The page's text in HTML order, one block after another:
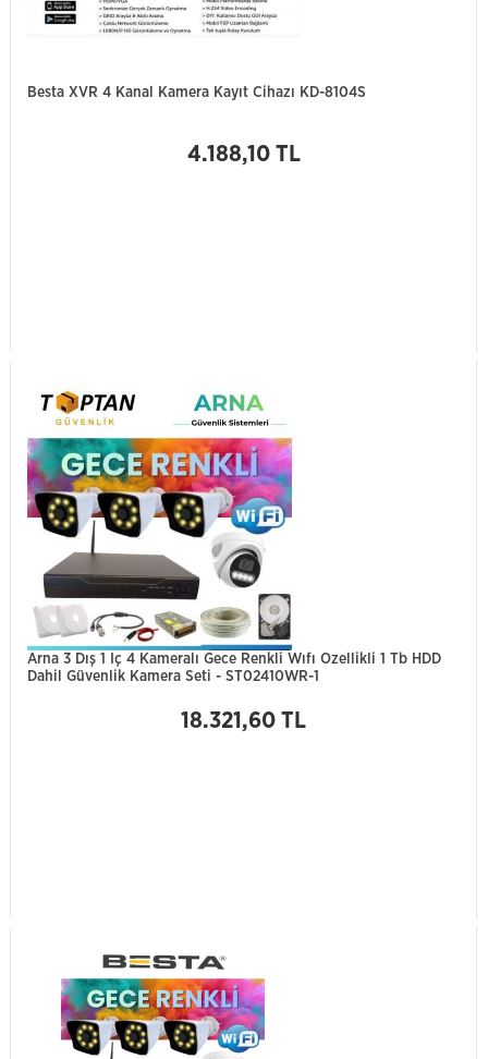
Besta XVR 4 Kanal Kamera Kayıt Cihazı KD-8104S
4.188,10 TL
Arna 3 Dış 1 Iç 4 Kameralı Gece Renkli Wıfı Ozellikli 1 Tb HDD
Dahil Güvenlik Kamera Seti - ST02410WR-1
18.321,60 TL